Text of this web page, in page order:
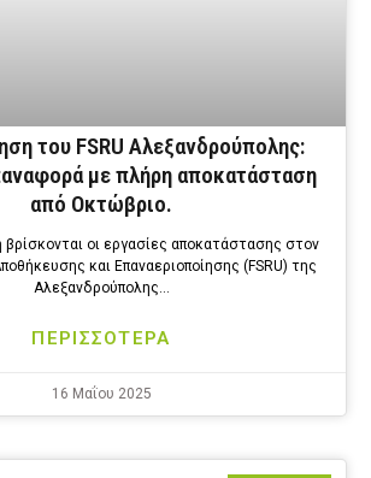
του FSRU Αλεξανδρούπολης:
με πλήρη αποκατάσταση
από Οκτώβριο.
βρίσκονται οι εργασίες αποκατάστασης στον
και Επαναεριοποίησης (FSRU) της
Αλεξανδρούπολης…
ΠΕΡΙΣΣΟΤΕΡΑ
16 Μαΐου 2025